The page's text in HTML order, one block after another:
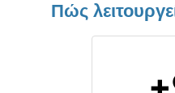
Πώς